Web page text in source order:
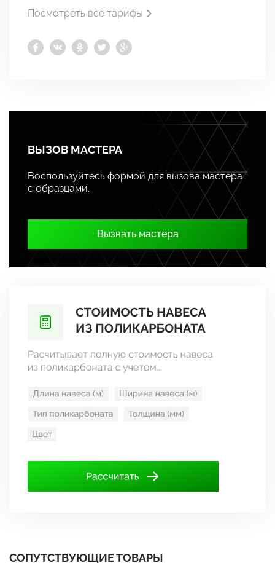
Посмотреть все тарифы
ВЫЗОВ МАСТЕРА
Воспользуйтесь формой для вызова мастера
с образцами.
Вызвать мастера
СОПУТСТВУЮЩИЕ ТОВАРЫ